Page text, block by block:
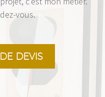
vous.
DEVIS